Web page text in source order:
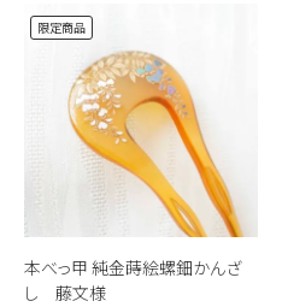
本べっ甲 純金蒔絵螺鈿かんざ
し 藤文様
限定商品